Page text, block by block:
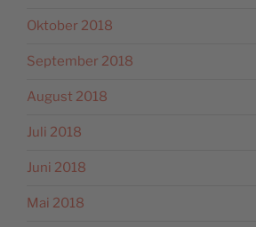
Oktober 2018
September 2018
August 2018
Juli 2018
Juni 2018
Mai 2018